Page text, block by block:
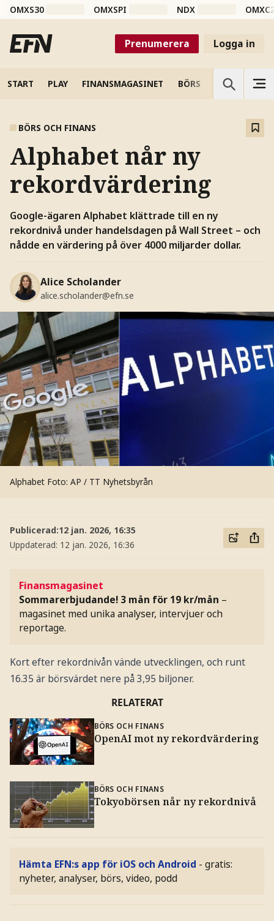
OMXS30 OMXSPI NDX
Prenumerera Logga in
START PLAY FINANSMAGASINET BÖRS VETENSKAP
BÖRS OCH FINANS
Alphabet når ny
rekordvärdering
Google-ägaren Alphabet klättrade till en ny
rekordnivå under handelsdagen på Wall Street – och
nådde en värdering på över 4000 miljarder dollar.
Alice Scholander
alice.scholander@efn.se
Alphabet Foto: AP / TT Nyhetsbyrån
Publicerad:12 jan. 2026, 16:35
Uppdaterad: 12 jan. 2026, 16:36
Finansmagasinet
Sommarerbjudande! 3 mån för 19 kr/mån –
magasinet med unika analyser, intervjuer och
reportage.
Kort efter rekordnivån vände utvecklingen, och runt
16.35 är börsvärdet nere på 3,95 biljoner.
RELATERAT
BÖRS OCH FINANS
OpenAI mot ny rekordvärdering
BÖRS OCH FINANS
Tokyobörsen når ny rekordnivå
Hämta EFN:s app för iOS och Android - gratis:
nyheter, analyser, börs, video, podd